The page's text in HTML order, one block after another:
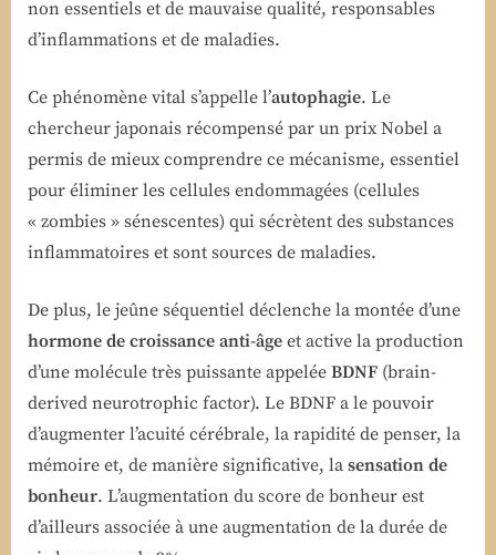
non essentiels et de mauvaise qualité, responsables
d’inflammations et de maladies.
Ce phénomène vital s’appelle l’autophagie. Le
chercheur japonais récompensé par un prix Nobel a
permis de mieux comprendre ce mécanisme, essentiel
pour éliminer les cellules endommagées (cellules
« zombies » sénescentes) qui sécrètent des substances
inflammatoires et sont sources de maladies.
De plus, le jeûne séquentiel déclenche la montée d’une
hormone de croissance anti-âge et active la production
d’une molécule très puissante appelée BDNF (brain-
derived neurotrophic factor). Le BDNF a le pouvoir
d’augmenter l’acuité cérébrale, la rapidité de penser, la
mémoire et, de manière significative, la sensation de
bonheur. L’augmentation du score de bonheur est
d’ailleurs associée à une augmentation de la durée de